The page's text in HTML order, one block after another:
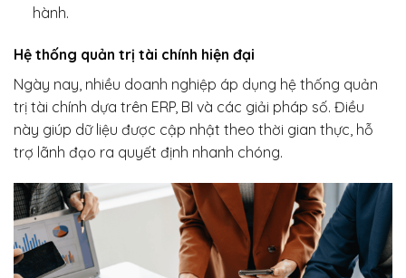
hành.
Hệ thống quản trị tài chính hiện đại
Ngày nay, nhiều doanh nghiệp áp dụng hệ thống quản
trị tài chính dựa trên ERP, BI và các giải pháp số. Điều
này giúp dữ liệu được cập nhật theo thời gian thực, hỗ
trợ lãnh đạo ra quyết định nhanh chóng.